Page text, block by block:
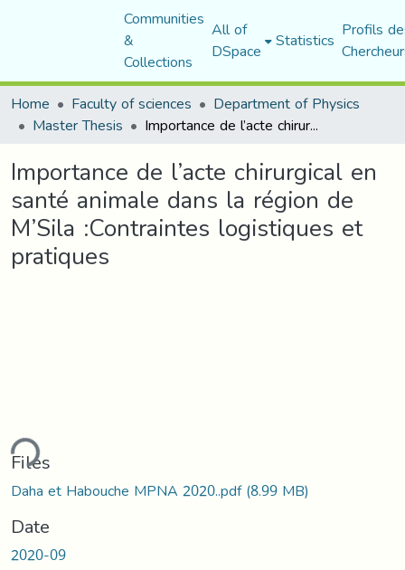
Communities
&
Collections
All of
DSpace Statistics Profils
Home
Faculty of sciences Department of Physics
Master Thesis Importance de l’acte chirurgical en santé animale dans la région de M’Sila :Contraintes logistiques et pratiques
Importance de l’acte chirurgical en
santé animale dans la région de
M’Sila :Contraintes logistiques et
pratiques
Files
Daha et Habouche MPNA 2020..pdf(8.99 MB)
Date
2020-09